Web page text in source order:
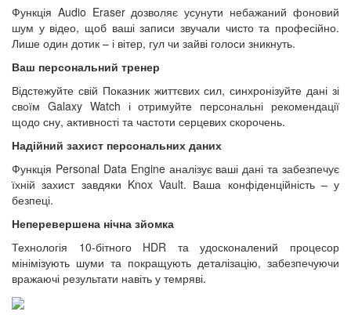
Функція Audio Eraser дозволяє усунути небажаний фоновий
шум у відео, щоб ваші записи звучали чисто та професійно.
Лише один дотик – і вітер, гул чи зайві голоси зникнуть.
Ваш персональний тренер
Відстежуйте свій Показник життєвих сил, синхронізуйте дані зі
своїм Galaxy Watch і отримуйте персональні рекомендації
щодо сну, активності та частоти серцевих скорочень.
Надійний захист персональних даних
Функція Personal Data Engine аналізує ваші дані та забезпечує
їхній захист завдяки Knox Vault. Ваша конфіденційність – у
безпеці.
Неперевершена нічна зйомка
Технологія 10-бітного HDR та удосконалений процесор
мінімізують шуми та покращують деталізацію, забезпечуючи
вражаючі результати навіть у темряві.